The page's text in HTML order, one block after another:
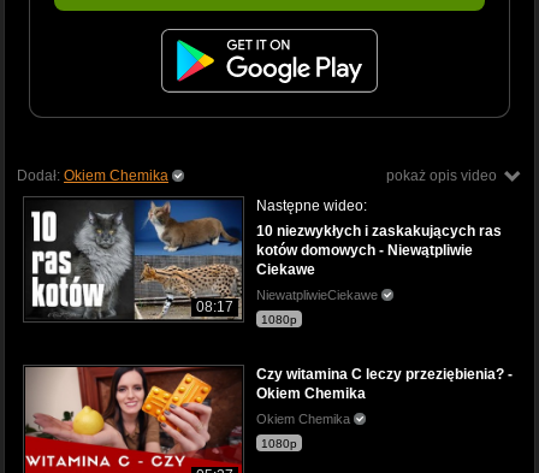
pokaż opis video
Dodał: Okiem Chemika
08:17
Następne wideo:
10 niezwykłych i zaskakujących ras
kotów domowych - Niewątpliwie
Ciekawe
NiewatpliwieCiekawe
1080p
Czy witamina C leczy przeziębienia? -
Okiem Chemika
Okiem Chemika
1080p